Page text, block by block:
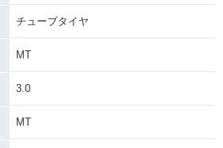
チューブタイヤ
MT
3.0
MT